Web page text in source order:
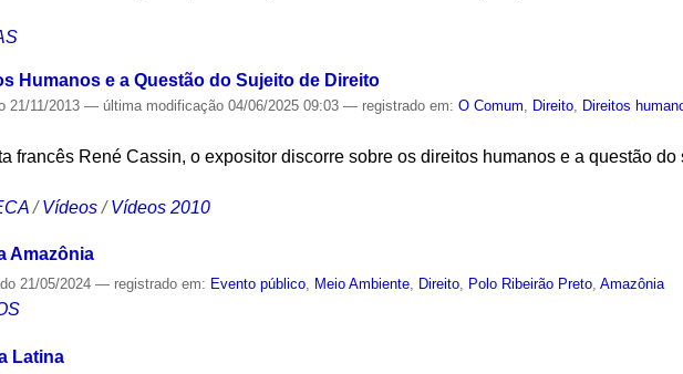
Humanos e a Questão do Sujeito de Direito
21/11/2013— última modificação 04/06/2025 09:03— registrado em:O Comum Direito Direitos
francês René Cassin, o expositor discorre sobre os direitos humanos e a questão do
/Vídeos /Vídeos 2010
Amazônia
21/05/2024— registrado em: Evento público, Meio Ambiente, Direito, Polo Ribeirão Preto,Amazônia
Latina